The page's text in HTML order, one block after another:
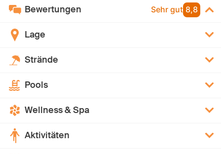
Bewertungen Sehr gut 8,8
Lage
Strände
Pools
Wellness & Spa
Aktivitäten